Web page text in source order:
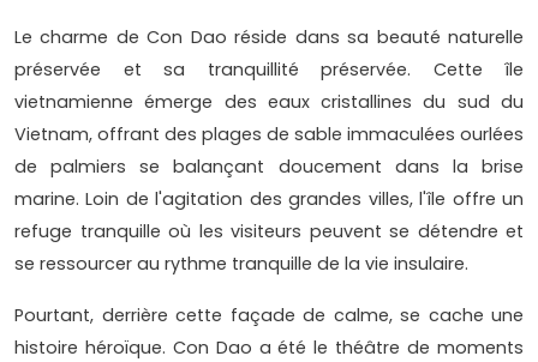
Le charme de Con Dao réside dans sa beauté naturelle
préservée et sa tranquillité préservée. Cette île
vietnamienne émerge des eaux cristallines du sud du
Vietnam, offrant des plages de sable immaculées ourlées
de palmiers se balançant doucement dans la brise
marine. Loin de l'agitation des grandes villes, l'île offre un
refuge tranquille où les visiteurs peuvent se détendre et
se ressourcer au rythme tranquille de la vie insulaire.
Pourtant, derrière cette façade de calme, se cache une
histoire héroïque. Con Dao a été le théâtre de moments